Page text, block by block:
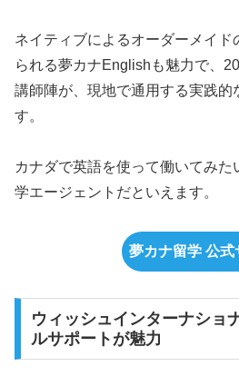
ネイティブによるオーダーメイド
られる夢カナEnglishも魅力で、
講師陣が、現地で通用する実践的
す。
カナダで英語を使って働いてみた
学エージェントだといえます。
夢カナ留学 公式
ウィッシュインターナショ
ルサポートが魅力